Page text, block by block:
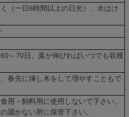
（一日6時間以上の日光）、水はけ
～70日。葉が伸びればいつでも収穫
春先に挿し木をして増やすこともで
用・飼料用に使用しないで下さい。
届かない所に保管下さい。